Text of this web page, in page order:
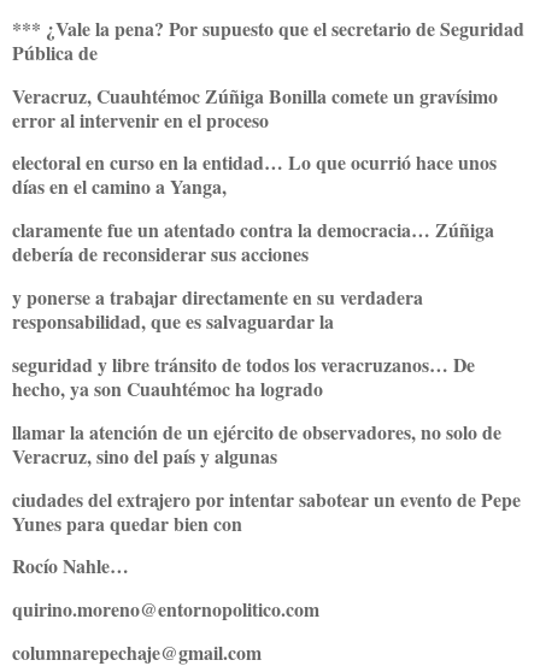
*** ¿Vale la pena? Por supuesto que el secretario de Seguridad
Pública de
Veracruz, Cuauhtémoc Zúñiga Bonilla comete un gravísimo
error al intervenir en el proceso
electoral en curso en la entidad… Lo que ocurrió hace unos
días en el camino a Yanga,
claramente fue un atentado contra la democracia… Zúñiga
debería de reconsiderar sus acciones
y ponerse a trabajar directamente en su verdadera
responsabilidad, que es salvaguardar la
seguridad y libre tránsito de todos los veracruzanos… De
hecho, ya son Cuauhtémoc ha logrado
llamar la atención de un ejército de observadores, no solo de
Veracruz, sino del país y algunas
ciudades del extrajero por intentar sabotear un evento de Pepe
Yunes para quedar bien con
Rocío Nahle…
quirino.moreno@entornopolitico.com
columnarepechaje@gmail.com